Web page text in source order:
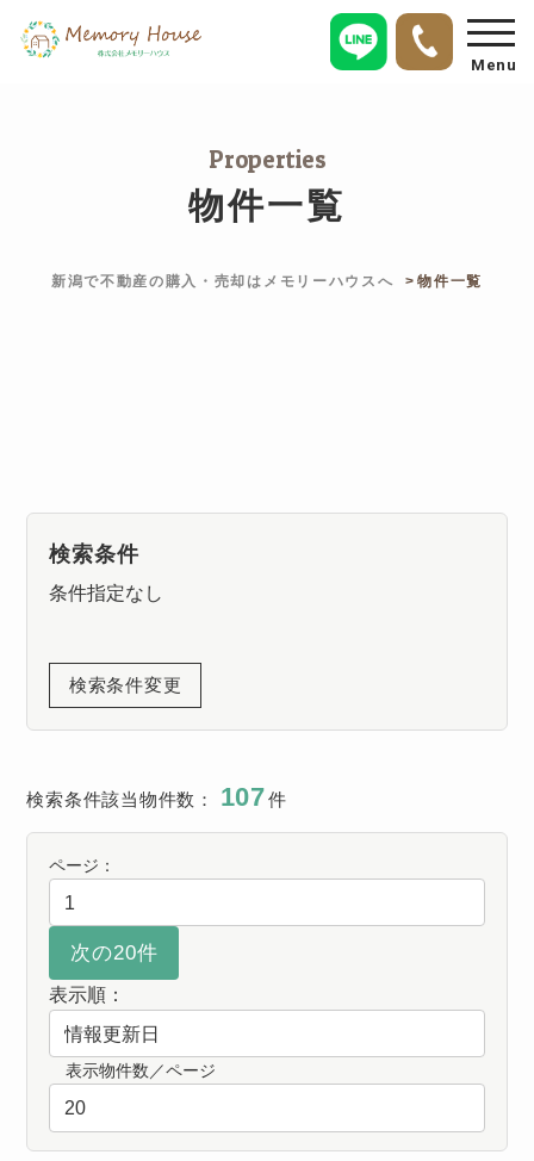
Menu
Properties
物件一覧
新潟で不動産の購入・売却はメモリーハウスへ 物件一覧
検索条件
条件指定なし
検索条件変更
検索条件該当物件数： 107件
ページ：
表示順：
表示物件数／ページ